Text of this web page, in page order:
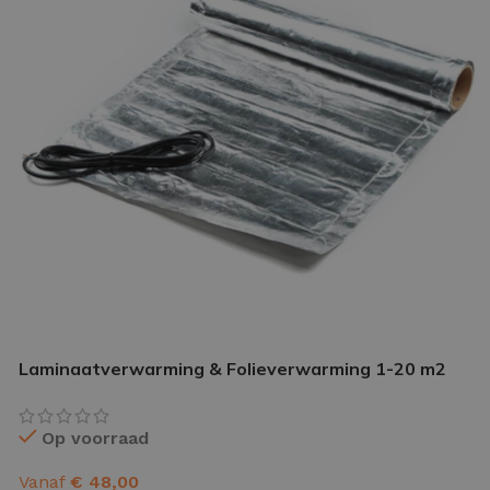
GEREEDSCHAP
gereedschap pakket
Laminaatverwarming & Folieverwarming 1-20 m2
Op voorraad
Vanaf € 48,00